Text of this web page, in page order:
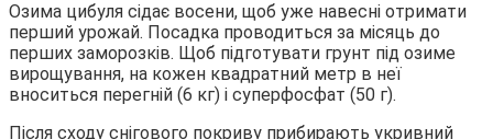
Озима цибуля сідає восени, щоб уже навесні отримати
перший урожай. Посадка проводиться за місяць до
перших заморозків. Щоб підготувати грунт під озиме
вирощування, на кожен квадратний метр в неї
вноситься перегній (6 кг) і суперфосфат (50 г).
Після сходу снігового покриву прибирають укривний